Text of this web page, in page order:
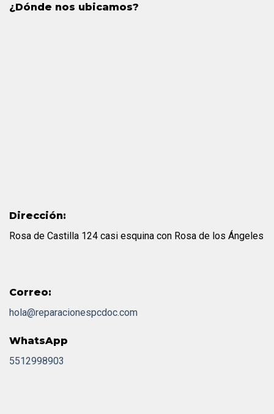
¿Dónde nos ubicamos?
Dirección:
Rosa de Castilla 124 casi esquina con Rosa de los Ángeles
Correo:
hola@reparacionespcdoc.com
WhatsApp
5512998903